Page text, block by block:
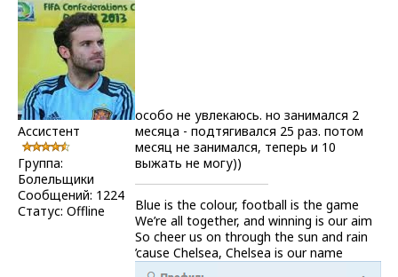
Ассистент
Группа:
Болельщики
Сообщений: 1224
Статус: Offline
особо не увлекаюсь. но занимался 2
месяца - подтягивался 25 раз. потом
месяц не занимался, теперь и 10
выжать не могу))
Blue is the colour, football is the game
We’re all together, and winning is our aim
So cheer us on through the sun and rain
’cause Chelsea, Chelsea is our name